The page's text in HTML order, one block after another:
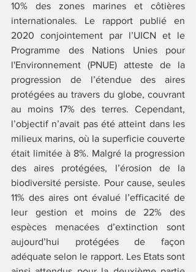
10% des zones marines et côtières
internationales. Le rapport publié en
2020 conjointement par l’UICN et le
Programme des Nations Unies pour
l'Environnement (PNUE) atteste de la
progression de l’étendue des aires
protégées au travers du globe, couvrant
au moins 17% des terres. Cependant,
l’objectif n’avait pas été atteint dans les
milieux marins, où la superficie couverte
était limitée à 8%. Malgré la progression
des aires protégées, l’érosion de la
biodiversité persiste. Pour cause, seules
11% des aires ont évalué l’efficacité de
leur gestion et moins de 22% des
espèces menacées d’extinction sont
aujourd’hui protégées de façon
adéquate selon le rapport. Les Etats sont